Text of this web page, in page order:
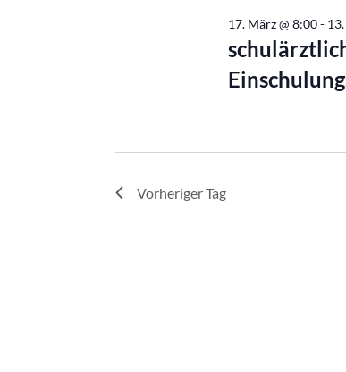
17. März @ 8:00-
Vorheriger Tag